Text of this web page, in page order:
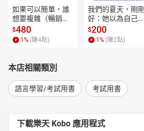
如果可以簡單，誰
想要複雜（暢銷經
典新編版）【電子
書】
$480
1 % (賺4點)
我們的夏天，剛剛
好：她以為自己只
是逃離一段失敗的
愛，卻在薰衣草盛
開的山裡，重新學
$200
1 % (賺2點)
本店相關類別
語言學習/考試用書 考試用書
下載樂天 Kobo 應用程式